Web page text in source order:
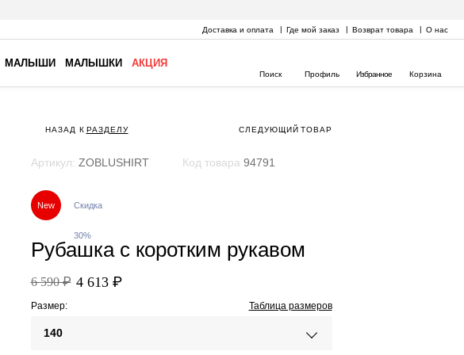
Доставка и оплата Где мой заказ Возврат товара О нас
МАЛЫШИ МАЛЫШКИ АКЦИЯ
Поиск Профиль Избранное Корзина
НАЗАД К РАЗДЕЛУ СЛЕДУЮЩИЙ ТОВАР
Артикул: ZOBLUSHIRT Код товара 94791
New Скидка
30%
Рубашка с коротким рукавом
6 590 ₽ 4 613 ₽
Размер: Таблица размеров
140